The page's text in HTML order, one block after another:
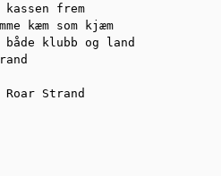
frem
kæm som kjæm
klubb og land
Strand